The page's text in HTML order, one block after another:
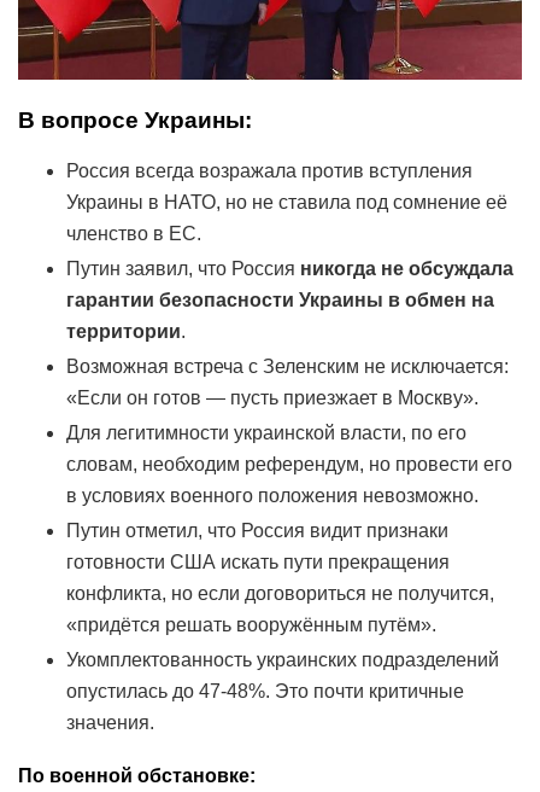
В вопросе Украины:
Россия всегда возражала против вступления
Украины в НАТО, но не ставила под сомнение её
членство в ЕС.
Путин заявил, что Россия никогда не обсуждала
гарантии безопасности Украины в обмен на
территории.
Возможная встреча с Зеленским не исключается:
«Если он готов — пусть приезжает в Москву».
Для легитимности украинской власти, по его
словам, необходим референдум, но провести его
в условиях военного положения невозможно.
Путин отметил, что Россия видит признаки
готовности США искать пути прекращения
конфликта, но если договориться не получится,
«придётся решать вооружённым путём».
Укомплектованность украинских подразделений
опустилась до 47-48%. Это почти критичные
значения.
По военной обстановке: